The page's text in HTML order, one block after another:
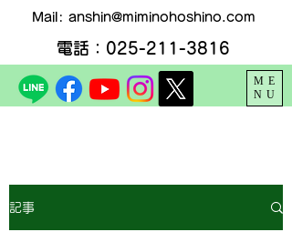
ME
NU
Mail: anshin@miminohoshino.com
電話：025-211-3816
記事